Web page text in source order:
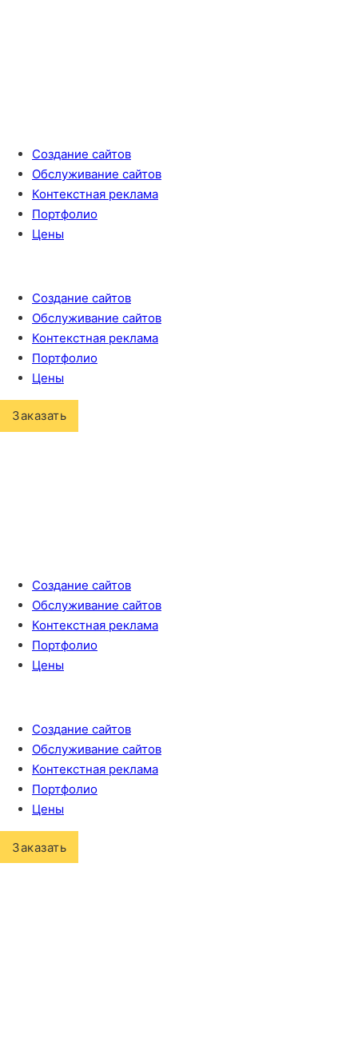
Создание сайтов
Обслуживание сайтов
Контекстная реклама
Портфолио
Цены
Создание сайтов
Обслуживание сайтов
Контекстная реклама
Портфолио
Цены
Заказать
Создание сайтов
Обслуживание сайтов
Контекстная реклама
Портфолио
Цены
Создание сайтов
Обслуживание сайтов
Контекстная реклама
Портфолио
Цены
Заказать